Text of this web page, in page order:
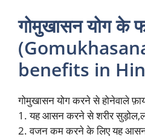
गोमुखासन योग के
benefits in
गोमुखासन योग करने से होनेवाले
1. यह आसन करने से शरीर
2. वजन कम करने के लिए यह आसन